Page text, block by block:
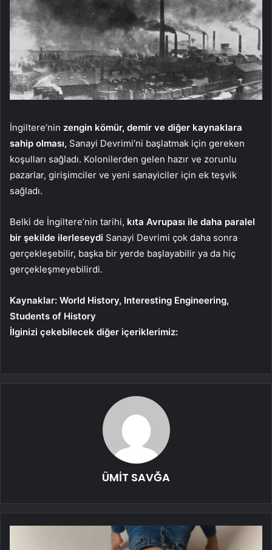
İngiltere’nin zengin kömür, demir ve diğer kaynaklara
sahip olması, Sanayi Devrimi’ni başlatmak için gereken
koşulları sağladı. Kolonilerden gelen hazır ve zorunlu
pazarlar, girişimciler ve yeni sanayiciler için ek teşvik
sağladı.
Belki de İngiltere’nin tarihi, kıta Avrupası ile daha paralel
bir şekilde ilerleseydi Sanayi Devrimi çok daha sonra
gerçekleşebilir, başka bir yerde başlayabilir ya da hiç
gerçekleşmeyebilirdi.
Kaynaklar: World History, Interesting Engineering,
Students of History
İlginizi çekebilecek diğer içeriklerimiz:
ÜMİT SAVĞA